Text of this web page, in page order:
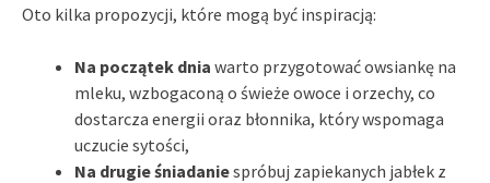
Oto kilka propozycji, które mogą być inspiracją:
Na początek dnia warto przygotować owsiankę na
mleku, wzbogaconą o świeże owoce i orzechy, co
dostarcza energii oraz błonnika, który wspomaga
uczucie sytości,
Na drugie śniadaniespróbuj zapiekanych jabłek z